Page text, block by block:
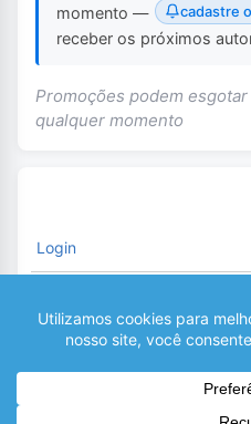
momento —
cadastre
receber os próximos
Promoções podem
qualquer momento
Login
0COMENTÁRIOS